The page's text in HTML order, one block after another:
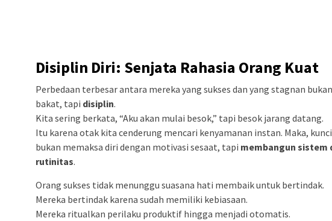
Disiplin Diri: Senjata Rahasia Orang Kuat
Perbedaan terbesar antara mereka yang sukses dan yang stagnan bukan
bakat, tapi disiplin.
Kita sering berkata, “Aku akan mulai besok,” tapi besok jarang datang.
Itu karena otak kita cenderung mencari kenyamanan instan. Maka,
bukan memaksa diri dengan motivasi sesaat, tapi membangun sistem
rutinitas.
Orang sukses tidak menunggu suasana hati membaik untuk bertindak.
Mereka bertindak karena sudah memiliki kebiasaan.
Mereka ritualkan perilaku produktif hingga menjadi otomatis.